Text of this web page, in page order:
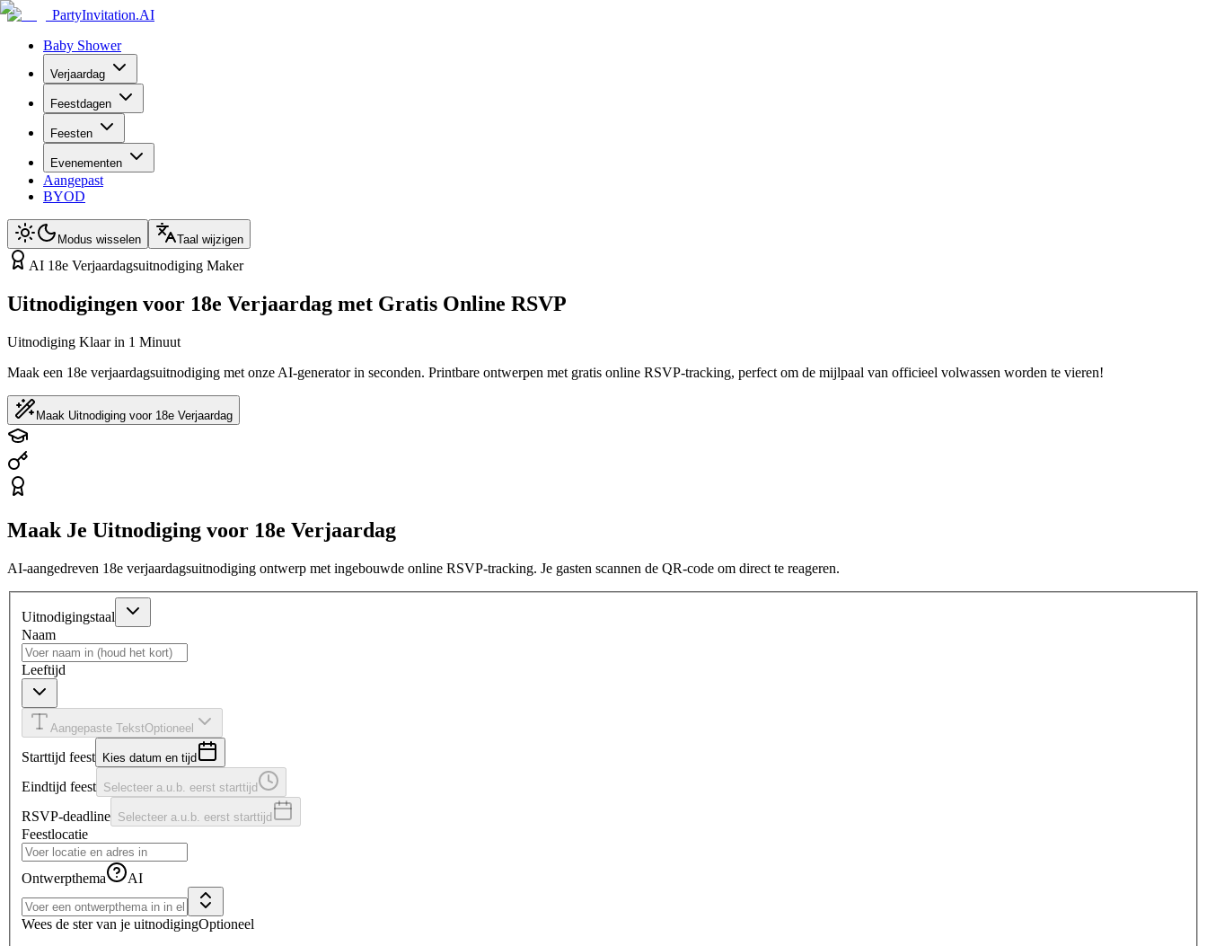
PartyInvitation.AI
Baby Shower
Verjaardag
Feestdagen
Feesten
Evenementen
Aangepast
BYOD
Modus wisselen Taal wijzigen
AI 18e Verjaardagsuitnodiging Maker
Uitnodigingen voor 18e Verjaardag met Gratis Online RSVP
Uitnodiging Klaar in 1 Minuut
Maak een 18e verjaardagsuitnodiging met onze AI-generator in seconden. Printbare ontwerpen met gratis online RSVP-tracking, perfect om de mijlpaal van officieel volwassen worden te vieren!
Maak Uitnodiging voor 18e Verjaardag
Maak Je Uitnodiging voor 18e Verjaardag
AI-aangedreven 18e verjaardagsuitnodiging ontwerp met ingebouwde online RSVP-tracking. Je gasten scannen de QR-code om direct te reageren.
Uitnodigingstaal
Naam
Leeftijd
Aangepaste TekstOptioneel
Starttijd feest Kies datum en tijd
Eindtijd feest Selecteer a.u.b. eerst starttijd
RSVP-deadline Selecteer a.u.b. eerst starttijd
Feestlocatie
Ontwerpthema AI
Wees de ster van je uitnodigingOptioneel